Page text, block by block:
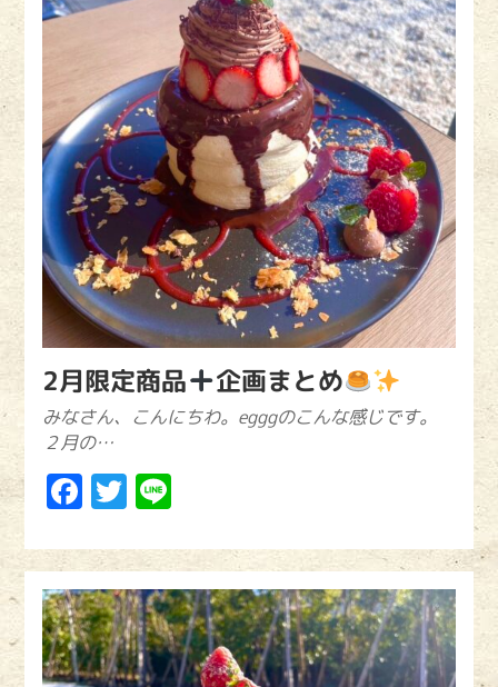
2月限定商品 企画まとめ
みなさん、こんにちわ。egggのこんな感じです。
２月の…
Facebook
Twitter